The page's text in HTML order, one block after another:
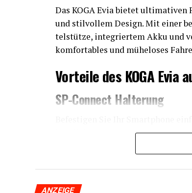
Das KOGA Evia bie­tet
und stil­vol­lem Design. Mit einer
tel­stüt­ze, inte­grier­tem Akku und
kom­for­ta­bles und mühe­lo­ses
Vor­tei­le des KOGA Evia
SP-Con­nect Halterung
Ergo­no­mi­scher Akkugriff
ANZEIGE